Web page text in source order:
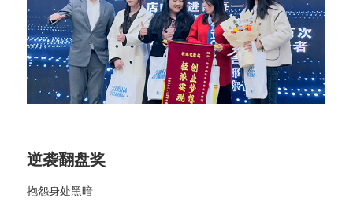
逆袭翻盘奖
抱怨身处黑暗